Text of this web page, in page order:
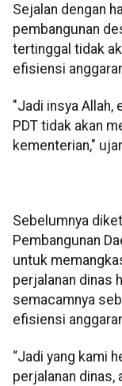
Sejalan dengan
pembangunan
tertinggal tidak
efisiensi
"Jadi insya Allah,
PDT tidak akan
kementerian,"
Sebelumnya
Pembangunan
untuk
perjalanan dinas
semacamnya
efisiensi
“Jadi yang kami
perjalanan dinas,